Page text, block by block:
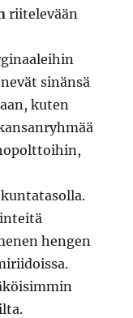
riitelevään
sinänsä
kuten
hengen